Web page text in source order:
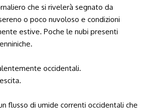
che si rivelerà segnato da
o poco nuvoloso e condizioni
estive. Poche le nubi presenti
occidentali.
flusso di umide correnti occidentali che